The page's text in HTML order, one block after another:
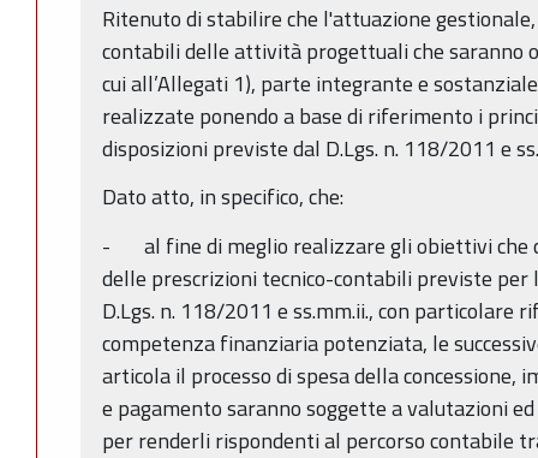
Ritenuto di stabilire che l'attuazione
contabili delle attività progettuali che saranno
cui all’Allegati 1), parte integrante e
realizzate ponendo a base di riferimento i
disposizioni previste dal D.Lgs. n. 118/2011 e
Dato atto, in specifico, che:
- al fine di meglio realizzare gli obiettivi che
delle prescrizioni tecnico-contabili previste
D.Lgs. n. 118/2011 e ss.mm.ii., con particolare
competenza finanziaria potenziata, le
articola il processo di spesa della concessione,
e pagamento saranno soggette a valutazioni
per renderli rispondenti al percorso contabile